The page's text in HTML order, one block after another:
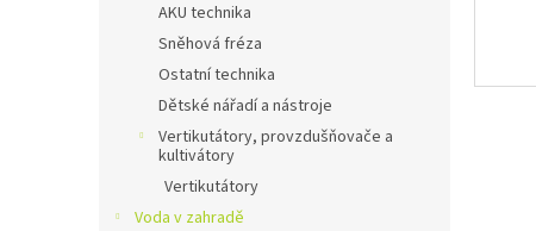
AKU technika
Sněhová fréza
Ostatní technika
Dětské nářadí a nástroje
Vertikutátory, provzdušňovače a
kultivátory
Vertikutátory
Voda v zahradě